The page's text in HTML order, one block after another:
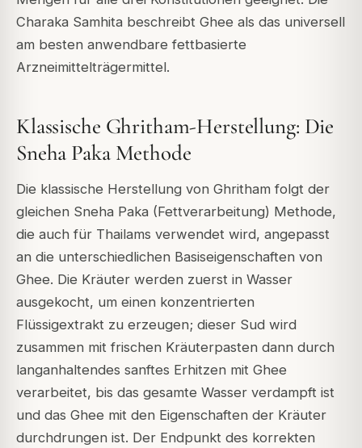
Charaka Samhita beschreibt Ghee als das universell
am besten anwendbare fettbasierte
Arzneimittelträgermittel.
Klassische Ghritham-Herstellung: Die
Sneha Paka Methode
Die klassische Herstellung von Ghritham folgt der
gleichen Sneha Paka (Fettverarbeitung) Methode,
die auch für Thailams verwendet wird, angepasst
an die unterschiedlichen Basiseigenschaften von
Ghee. Die Kräuter werden zuerst in Wasser
ausgekocht, um einen konzentrierten
Flüssigextrakt zu erzeugen; dieser Sud wird
zusammen mit frischen Kräuterpasten dann durch
langanhaltendes sanftes Erhitzen mit Ghee
verarbeitet, bis das gesamte Wasser verdampft ist
und das Ghee mit den Eigenschaften der Kräuter
durchdrungen ist. Der Endpunkt des korrekten